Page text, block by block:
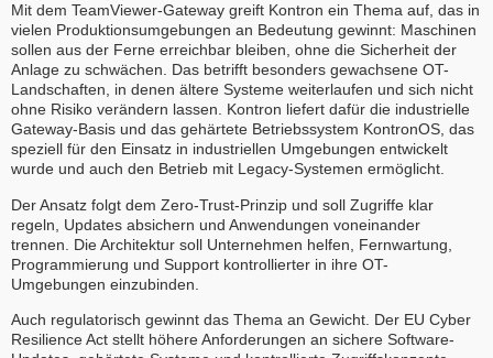
Mit dem TeamViewer-Gateway greift Kontron ein Thema auf, das in
vielen Produktionsumgebungen an Bedeutung gewinnt: Maschinen
sollen aus der Ferne erreichbar bleiben, ohne die Sicherheit der
Anlage zu schwächen. Das betrifft besonders gewachsene OT-
Landschaften, in denen ältere Systeme weiterlaufen und sich nicht
ohne Risiko verändern lassen. Kontron liefert dafür die industrielle
Gateway-Basis und das gehärtete Betriebssystem KontronOS, das
speziell für den Einsatz in industriellen Umgebungen entwickelt
wurde und auch den Betrieb mit Legacy-Systemen ermöglicht.
Der Ansatz folgt dem Zero-Trust-Prinzip und soll Zugriffe klar
regeln, Updates absichern und Anwendungen voneinander
trennen. Die Architektur soll Unternehmen helfen, Fernwartung,
Programmierung und Support kontrollierter in ihre OT-
Umgebungen einzubinden.
Auch regulatorisch gewinnt das Thema an Gewicht. Der EU Cyber
Resilience Act stellt höhere Anforderungen an sichere Software-